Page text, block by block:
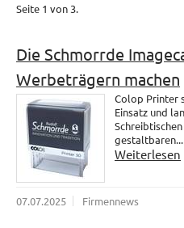
Seite 1 von 3.
Die Schmorrde
Werbeträgern machen
Colop Printer
Einsatz und
gestaltbaren...
Weiterlesen
07.07.2025 Firmennews